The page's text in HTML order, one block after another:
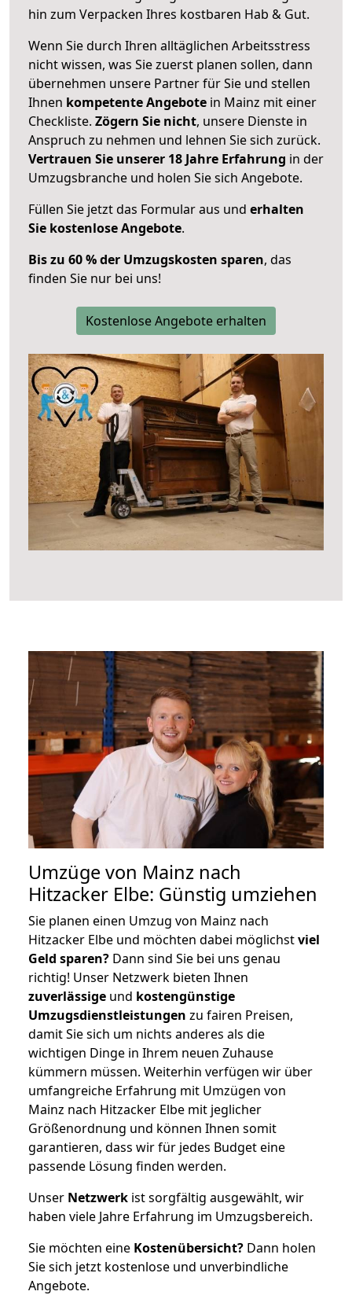
hin zum Verpacken Ihres kostbaren Hab & Gut.
Wenn Sie durch Ihren alltäglichen Arbeitsstress
nicht wissen, was Sie zuerst planen sollen, dann
übernehmen unsere Partner für Sie und stellen
Ihnen kompetente Angebote in Mainz mit einer
Checkliste. Zögern Sie nicht, unsere Dienste in
Anspruch zu nehmen und lehnen Sie sich zurück.
Vertrauen Sie unserer 18 Jahre Erfahrung in der
Umzugsbranche und holen Sie sich Angebote.
Füllen Sie jetzt das Formular aus und erhalten
Sie kostenlose Angebote.
Bis zu 60 % der Umzugskosten sparen, das
finden Sie nur bei uns!
Kostenlose Angebote erhalten
Umzüge von Mainz nach
Hitzacker Elbe: Günstig umziehen
Sie planen einen Umzug von Mainz nach
Hitzacker Elbe und möchten dabei möglichstviel
Geld sparen? Dann sind Sie bei uns genau
richtig! Unser Netzwerk bieten Ihnen
zuverlässige und kostengünstige
Umzugsdienstleistungen zu fairen Preisen,
damit Sie sich um nichts anderes als die
wichtigen Dinge in Ihrem neuen Zuhause
kümmern müssen. Weiterhin verfügen wir über
umfangreiche Erfahrung mit Umzügen von
Mainz nach Hitzacker Elbe mit jeglicher
Größenordnung und können Ihnen somit
garantieren, dass wir für jedes Budget eine
passende Lösung finden werden.
Unser Netzwerk ist sorgfältig ausgewählt, wir
haben viele Jahre Erfahrung im Umzugsbereich.
Sie möchten eine Kostenübersicht? Dann holen
Sie sich jetzt kostenlose und unverbindliche
Angebote.